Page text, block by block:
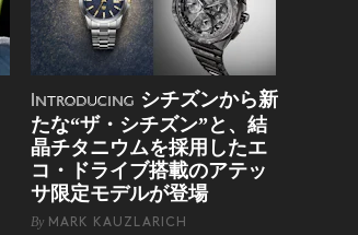
Introducing シチズンから新
たな“ザ・シチズン”と、結
晶チタニウムを採用したエ
コ・ドライブ搭載のアテッ
サ限定モデルが登場
ByMARK KAUZLARICH